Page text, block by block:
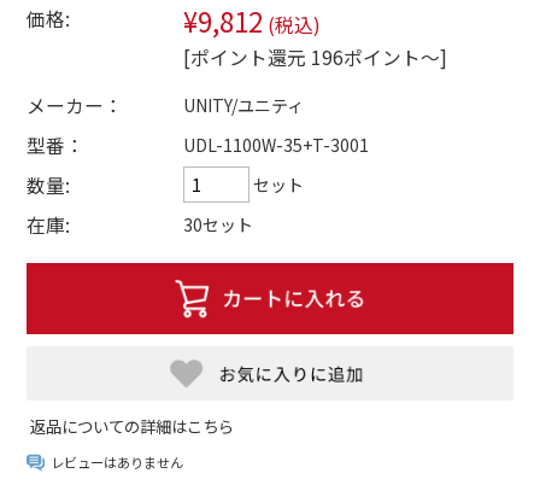
価格: ¥9,812 (税込)
[ポイント還元 196ポイント～]
メーカー：
UNITY/ユニティ
型番： UDL-1100W-35+T-3001
数量: セット
在庫: 30セット
返品についての詳細はこちら
レビューはありません